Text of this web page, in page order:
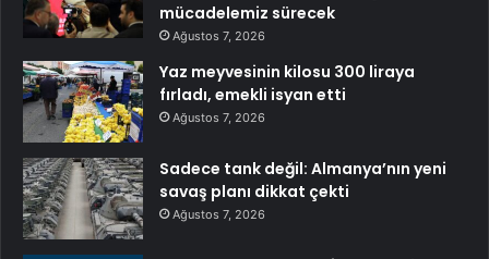
mücadelemiz sürecek
Ağustos 7, 2026
Yaz meyvesinin kilosu 300 liraya
fırladı, emekli isyan etti
Ağustos 7, 2026
Sadece tank değil: Almanya’nın yeni
savaş planı dikkat çekti
Ağustos 7, 2026